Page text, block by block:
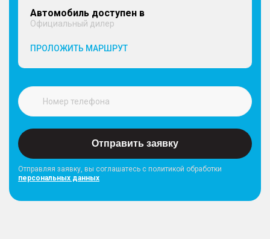
Автомобиль доступен в
Официальный дилер
ПРОЛОЖИТЬ МАРШРУТ
Отправить заявку
Отправляя заявку, вы соглашатесь с политикой обработки
персональных данных